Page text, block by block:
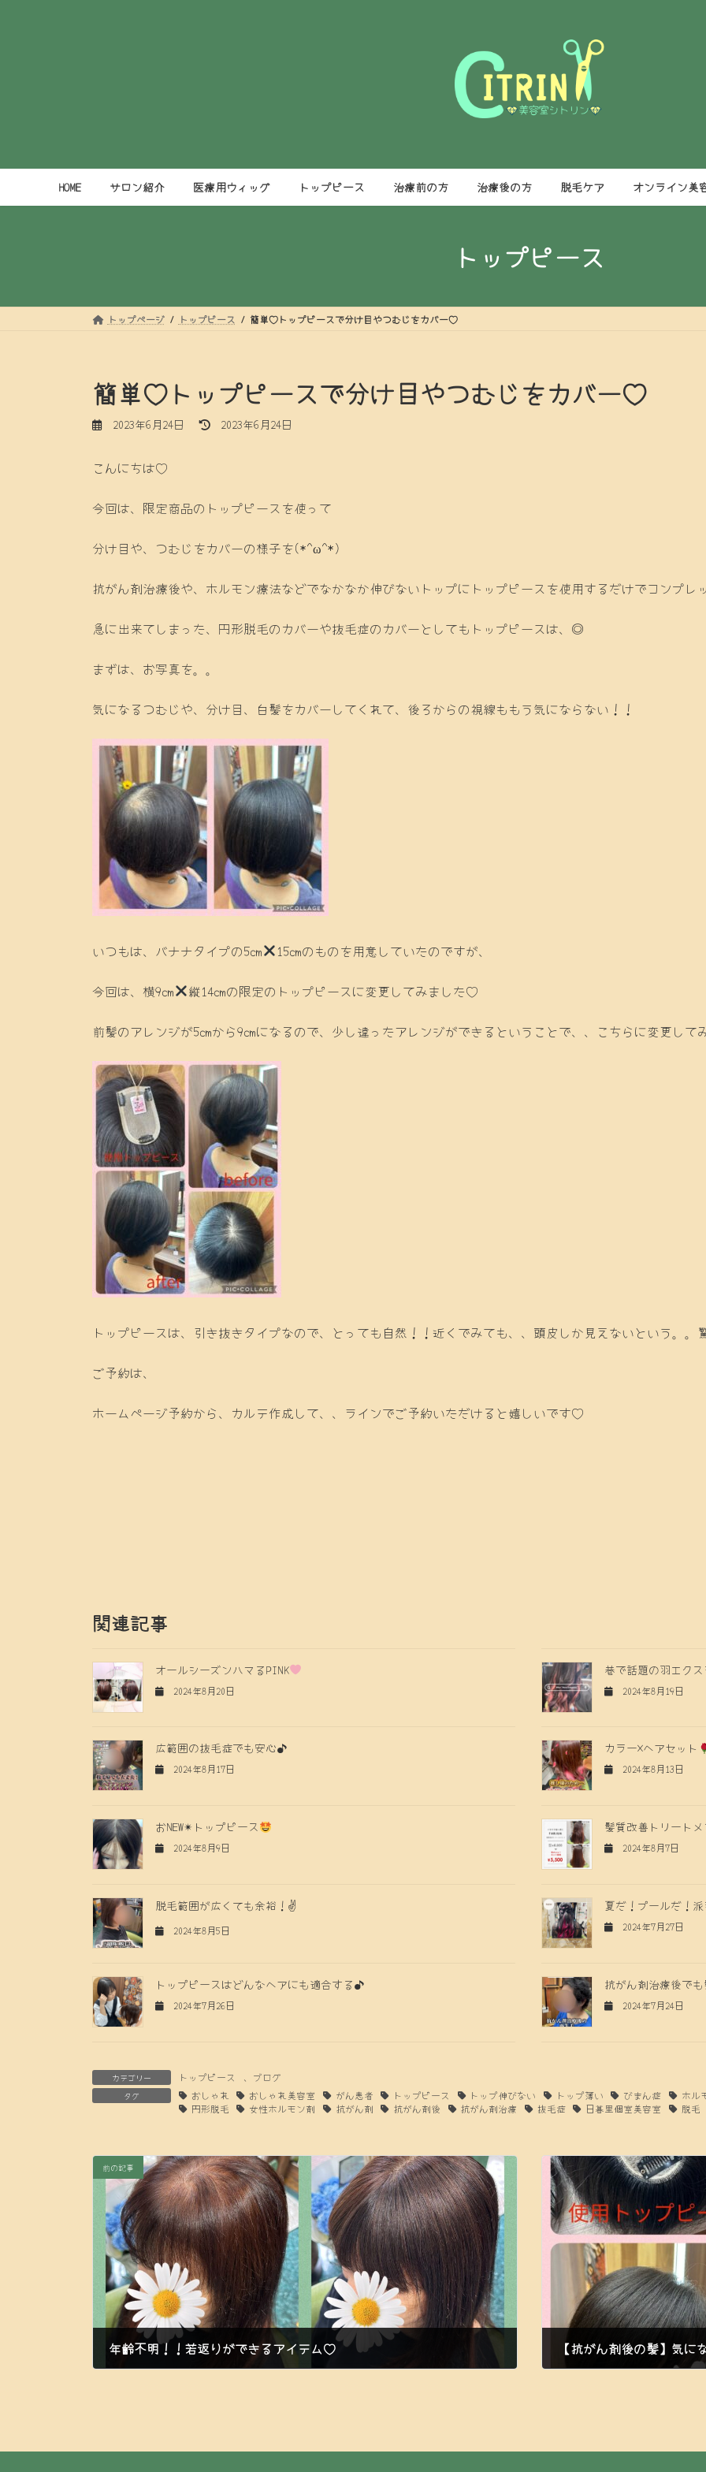
HOME サロン紹介 医療用ウィッグ トップピース 治療前の方 治療後の方 脱毛ケア オンライン美
トップピース
トップページ トップピース 簡単♡トップピースで分け目やつむじをカバー♡
簡単♡トップピースで分け目やつむじをカバー♡
2023年6月24日
最
:
2023年6月24日
こんにちは♡
今回は、限定商品のトップピースを使って
分け目や、つむじをカバーの様子を(*^ω^*)
抗がん剤治療後や、ホルモン療法などでなかなか伸びないトップにトップピースを使用するだけでコンプレ
急に出来てしまった、円形脱毛のカバーや抜毛症のカバーとしてもトップピースは、◎
まずは、お写真を。。
気になるつむじや、分け目、白髪をカバーしてくれて、後ろからの視線ももう気にならない！！
いつもは、バナナタイプの5㎝ 15㎝のものを用意していたのですが、
今回は、横9㎝ 縦14㎝の限定のトップピースに変更してみました♡
前髪のアレンジが5㎝から9㎝になるので、少し違ったアレンジができるということで、、こちらに変更し
トップピースは、引き抜きタイプなので、とっても自然！！近くでみても、、頭皮しか見えないという
ご予約は、
ホームページ予約から、カルテ作成して、、ラインでご予約いただけると嬉しいです♡
関連記事
オールシーズンハマるPINK
2024年8月20日
巷で話題の羽エクス
2024年8月19日
広範囲の抜毛症でも安心♪
2024年8月17日
カラー×ヘアセット
2024年8月13日
おNEW✴︎トップピース
2024年8月9日
髪質改善トリート
2024年8月7日
脱毛範囲が広くても余裕！✌️
2024年8月5日
夏だ！プールだ！
2024年7月27日
トップピースはどんなヘアにも適合する♪
2024年7月26日
抗がん剤治療後で
2024年7月24日
カテゴリー トップピース 、 ブログ
タグ おしゃれ おしゃれ美容室 がん患者 トップピース トップ伸びない トップ薄い びまん症 ホル
円形脱毛
女性ホルモン剤 抗がん剤 抗がん剤後 抗がん剤治療 抜毛症 日暮里個室美容室 脱毛
前の記事
年齢不明！！若返りができるアイテム♡ 【抗がん剤後の髪】気